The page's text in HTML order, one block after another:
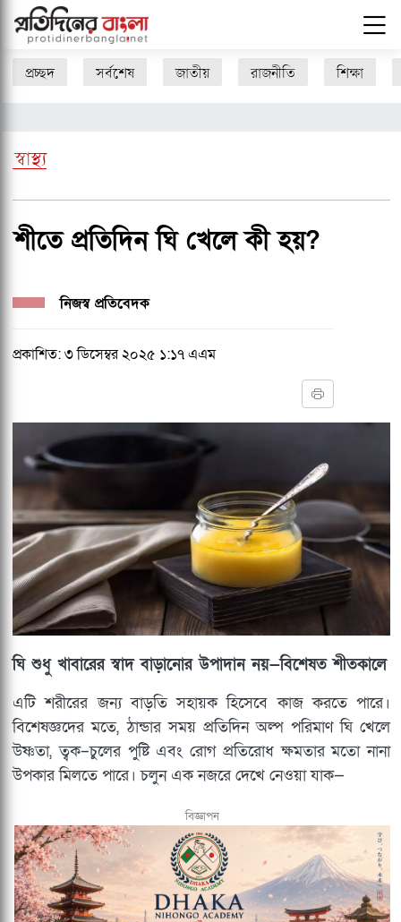
প্রচ্ছদ সর্বশেষ জাতীয় রাজনীতি শিক্ষা
স্বাস্থ্য
শীতে প্রতিদিন ঘি খেলে কী হয়?
নিজস্ব প্রতিবেদক
প্রকাশিত: ৩ ডিসেম্বর ২০২৫ ১:১৭ এএম
ঘি শুধু খাবারের স্বাদ বাড়ানোর উপাদান নয়—বিশেষত শীতকালে
এটি শরীরের জন্য বাড়তি সহায়ক হিসেবে কাজ করতে পারে।
বিশেষজ্ঞদের মতে, ঠান্ডার সময় প্রতিদিন অল্প পরিমাণ ঘি খেলে
উষ্ণতা, ত্বক–চুলের পুষ্টি এবং রোগ প্রতিরোধ ক্ষমতার মতো নানা
উপকার মিলতে পারে। চলুন এক নজরে দেখে নেওয়া যাক—
বিজ্ঞাপন